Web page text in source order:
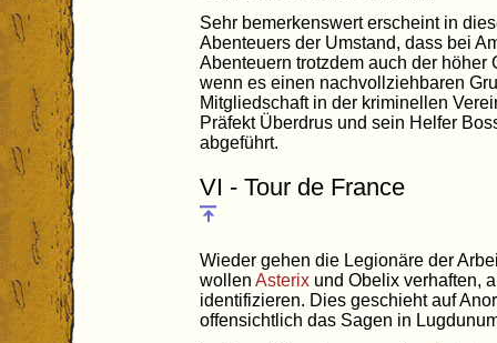
Sehr bemerkenswert erscheint in
Abenteuers der Umstand, dass bei
Abenteuern trotzdem auch der höher
wenn es einen nachvollziehbaren
Mitgliedschaft in der kriminellen
Präfekt Überdrus und sein Helfer
abgeführt.
VI - Tour de France
Wieder gehen die Legionäre der
wollen Asterix und Obelix verhaften,
identifizieren. Dies geschieht auf
offensichtlich das Sagen in